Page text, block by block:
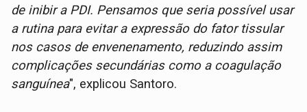
de inibir a PDI. Pensamos que seria possível usar
a rutina para evitar a expressão do fator tissular
nos casos de envenenamento, reduzindo assim
complicações secundárias como a coagulação
sanguínea", explicou Santoro.